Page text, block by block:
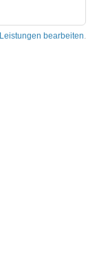
Leistungen bearbeiten.